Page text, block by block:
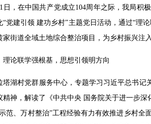
日，在中国共产党成立104周年之际，我局积
“党建引领 建功乡村”主题党日活动，通过“理
家街道全域土地综合整治项目，为乡村振兴注
理论联学强根基，思想引领明方向
塔湖村党群服务中心，专题学习习近平总书记
精神，解读了《中共中央 国务院关于进一步
范、万村整治”工程经验有力有效推进乡村